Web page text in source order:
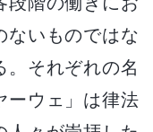
ないものではな
。それぞれの名
ーウェ」は律法